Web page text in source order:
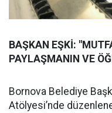
BAŞKAN EŞKİ:
PAYLAŞMANIN VE
Bornova Belediye
Atölyesi’nde